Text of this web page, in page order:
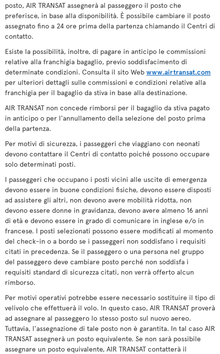
posto, AIR TRANSAT assegnerà al passeggero il posto che
preferisce, in base alla disponibilità. È possibile cambiare il posto
assegnato fino a 24 ore prima della partenza chiamando il Centri di
contatto.
Esiste la possibilità, inoltre, di pagare in anticipo le commissioni
relative alla franchigia bagaglio, previo soddisfacimento di
determinate condizioni. Consulta il sito Web www.airtransat.com
per ulteriori dettagli sulle commissioni e condizioni relative alla
franchigia per il bagaglio da stiva in base alla destinazione.
AIR TRANSAT non concede rimborsi per il bagaglio da stiva pagato
in anticipo o per l'annullamento della selezione del posto prima
della partenza.
Per motivi di sicurezza, i passeggeri che viaggiano con neonati
devono contattare il Centri di contatto poiché possono occupare
solo determinati posti.
I passeggeri che occupano i posti vicini alle uscite di emergenza
devono essere in buone condizioni fisiche, devono essere disposti
ad assistere gli altri, non devono avere mobilità ridotta, non
devono essere donne in gravidanza, devono avere almeno 16 anni
di età e devono essere in grado di comunicare in inglese e/o in
francese. I posti selezionati possono essere modificati al momento
del check-in o a bordo se i passeggeri non soddisfano i requisiti
citati in precedenza. Se il passeggero o una persona nel gruppo
del passeggero deve cambiare posto perché non soddisfa i
requisiti standard di sicurezza citati, non verrà offerto alcun
rimborso.
Per motivi operativi potrebbe essere necessario sostituire il tipo di
velivolo che effettuerà il volo. In questo caso, AIR TRANSAT proverà
ad assegnare al passeggero lo stesso posto sul nuovo aereo.
Tuttavia, l'assegnazione di tale posto non è garantita. In tal caso AIR
TRANSAT assegnerà un posto equivalente. Se non sarà possibile
assegnare un posto equivalente, AIR TRANSAT contatterà il